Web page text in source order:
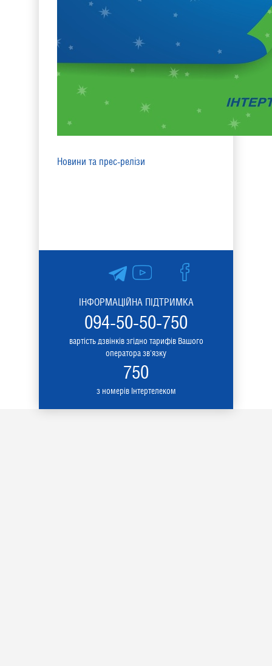
Новини та прес-релізи
ІНФОРМАЦІЙНА ПІДТРИМКА
094-50-50-750
вартість дзвінків згідно тарифів Вашого
оператора зв'язку
750
з номерів Інтертелеком